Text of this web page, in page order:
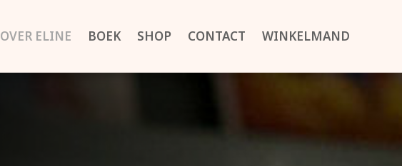
OVER ELINE BOEK SHOP CONTACT WINKELMAND